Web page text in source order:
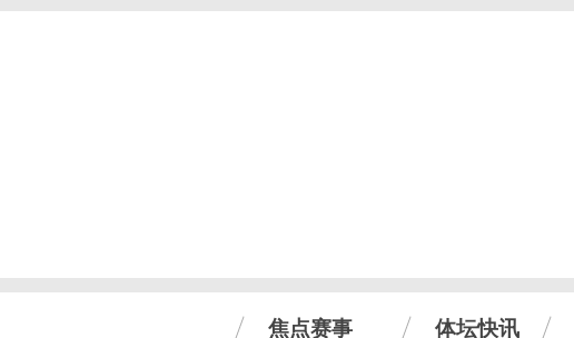
焦点赛事 体坛快讯